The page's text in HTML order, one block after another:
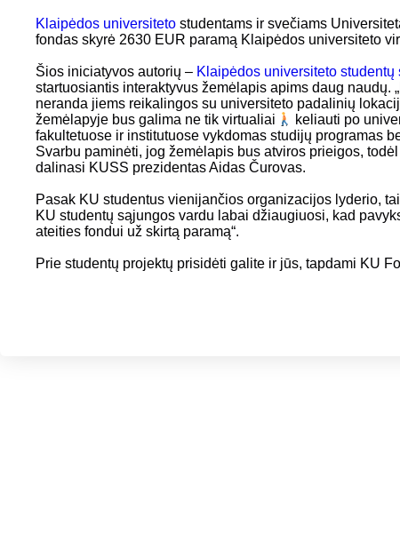
Klaipėdos universiteto studentams ir svečiams
fondas skyrė 2630 EUR paramą Klaipėdos universiteto
Šios iniciatyvos autorių – Klaipėdos universiteto
startuosiantis interaktyvus žemėlapis apims daug naudų.
neranda jiems reikalingos su universiteto padalinių
žemėlapyje bus galima ne tik virtualiai
keliauti po
fakultetuose ir institutuose vykdomas studijų programas
Svarbu paminėti, jog žemėlapis bus atviros prieigos,
dalinasi KUSS prezidentas Aidas Čurovas.
Pasak KU studentus vienijančios organizacijos lyderio,
KU studentų sąjungos vardu labai džiaugiuosi, kad
ateities fondui už skirtą paramą“.
Prie studentų projektų prisidėti galite ir jūs, tapdami KU